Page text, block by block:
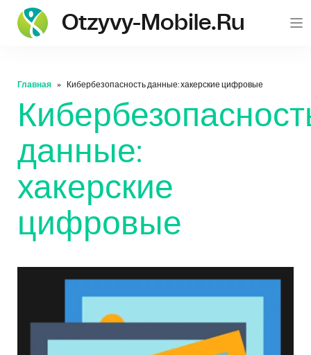
Otzyvy-Mobile.ru
Главная Кибербезопасность данные: хакерские цифровые
данные:
хакерские
цифровые